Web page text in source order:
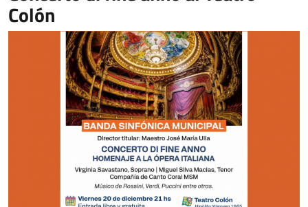
Colón